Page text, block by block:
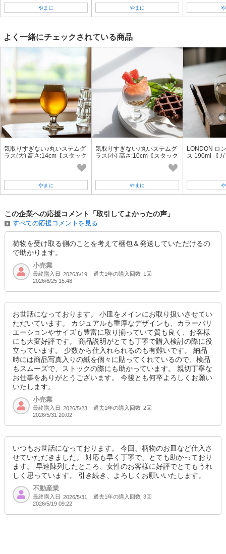
やまに やまに
よく一緒にチェックされている商品
気取りすぎない♪丸いステムグ
ラス(大) 高さ:14cm【スタック
不可】 【ガラス】[中国製/洋食
やまに
気取りすぎない♪丸いステムグ
ラス(小) 高さ:10cm【スタック
可能】 【ガラス】[アメリカ製/
やまに
LONDON ロ
ス 190ml 【
この企業への応援コメント「取引してよかったの声」
すべての応援コメントを見る
荷物を受け取る側のことを考えて梱包＆発送していただけるの
で助かります。
小売業
最終購入日 2026/6/19 過去1年の購入回数 1回
2026/6/25 15:48
お世話になっております。 小皿をメインにお取り扱いさせてい
ただいています。 カジュアルも重厚なデザインも、カラーバリ
エーションやサイズも豊富に取り揃っていて質も良く、お客様
にも大変好評です。 商品説明がとても丁寧で購入検討の際に役
立っています。 少数から仕入れられるのも有難いです。 納品
時には商品写真入りの紙を個々に貼ってくれているので、検品
もスムーズで、ストックの際にも助かっています。 親切丁寧な
お仕事をありがとうございます。 今後とも何卒よろしくお願い
いたします。
小売業
最終購入日 2026/5/23 過去1年の購入回数 2回
2026/5/31 20:02
いつもお世話になっております。 今回、柄物のお皿など仕入さ
せていただきました。 対応も早く丁寧で、とても助かっており
ます。 早速陳列したところ、女性のお客様に好評でとてもうれ
しく思っています。 引き続き、よろしくお願いいたします。
不動産業
最終購入日 2026/5/31 過去1年の購入回数 3回
2026/5/19 09:22